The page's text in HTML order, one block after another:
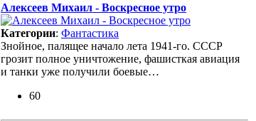
Алексеев Михаил - Воскресное утро
Категории: Фантастика
Знойное, палящее начало лета 1941-го. СССР
грозит полное уничтожение, фашисткая авиация
и танки уже получили боевые…
60